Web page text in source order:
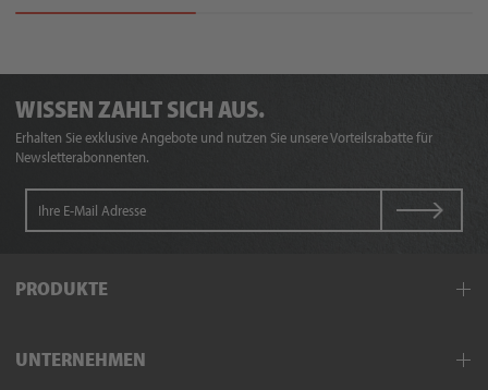
WISSEN ZAHLT SICH AUS.
Erhalten Sie exklusive Angebote und nutzen Sie unsere Vorteilsrabatte für
Newsletterabonnenten.
PRODUKTE
Schutzkleidung
UNTERNEHMEN